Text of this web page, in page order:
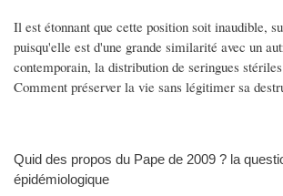
Il est étonnant que cette position soit inaudible,
puisqu'elle est d'une grande similarité avec un
contemporain, la distribution de seringues
Comment préserver la vie sans légitimer sa
Quid des propos du Pape de 2009 ? la
épidémiologique